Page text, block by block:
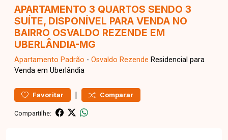
APARTAMENTO 3 QUARTOS SENDO 3
SUÍTE, DISPONÍVEL PARA VENDA NO
BAIRRO OSVALDO REZENDE EM
UBERLÂNDIA-MG
Apartamento Padrão - Osvaldo Rezende Residencial para
Venda em Uberlândia
Favoritar | Comparar
Compartilhe: